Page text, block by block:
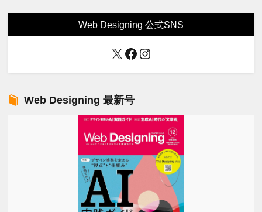
Web Designing 公式SNS
X Facebook
Instagram
Web Designing 最新号